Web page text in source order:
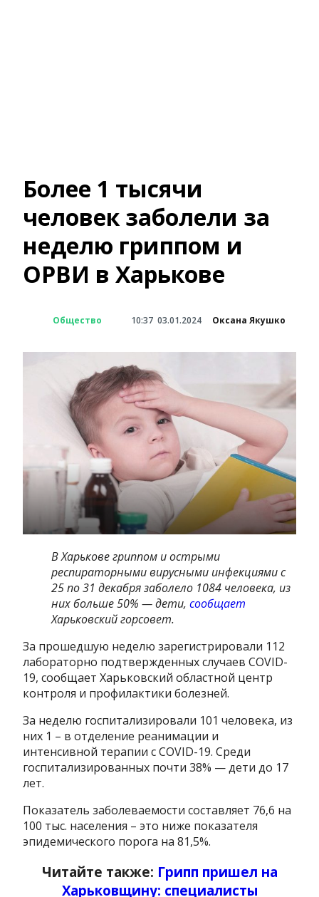
Более 1 тысячи
человек заболели за
неделю гриппом и
ОРВИ в Харькове
Общество 10:37 03.01.2024 Оксана Якушко
В Харькове гриппом и острыми
респираторными вирусными инфекциями с
25 по 31 декабря заболело 1084 человека, из
них больше 50% — дети,сообщает
Харьковский горсовет.
За прошедшую неделю зарегистрировали 112
лабораторно подтвержденных случаев COVID-
19, сообщает Харьковский областной центр
контроля и профилактики болезней.
За неделю госпитализировали 101 человека, из
них 1 – в отделение реанимации и
интенсивной терапии с COVID-19. Среди
госпитализированных почти 38% — дети до 17
лет.
Показатель заболеваемости составляет 76,6 на
100 тыс. населения – это ниже показателя
эпидемического порога на 81,5%.
Читайте также: Грипп пришел на
Харьковщину: специалисты